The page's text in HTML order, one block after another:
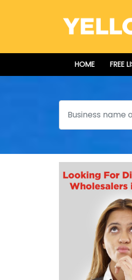
HOME FREE
Search